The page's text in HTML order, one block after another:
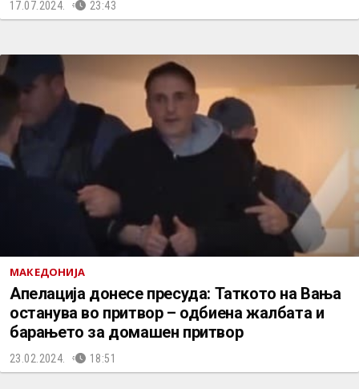
17.07.2024. 23:43
МАКЕДОНИЈА
Апелација донесе пресуда: Таткото на Вања
останува во притвор – одбиена жалбата и
барањето за домашен притвор
23.02.2024. 18:51